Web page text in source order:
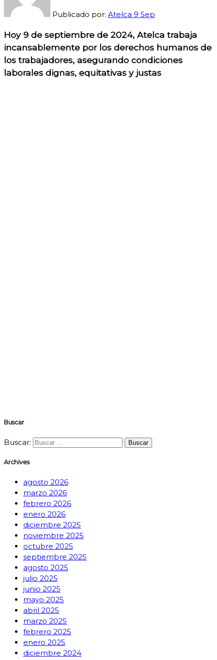
Publicado por: Atelca 9 Sep
Hoy 9 de septiembre de 2024, Atelca trabaja
incansablemente por los derechos humanos de
los trabajadores, asegurando condiciones
laborales dignas, equitativas y justas
Buscar
Buscar:
Archives
agosto 2026
marzo 2026
febrero 2026
enero 2026
diciembre 2025
noviembre 2025
octubre 2025
septiembre 2025
agosto 2025
julio 2025
junio 2025
mayo 2025
abril 2025
marzo 2025
febrero 2025
enero 2025
diciembre 2024